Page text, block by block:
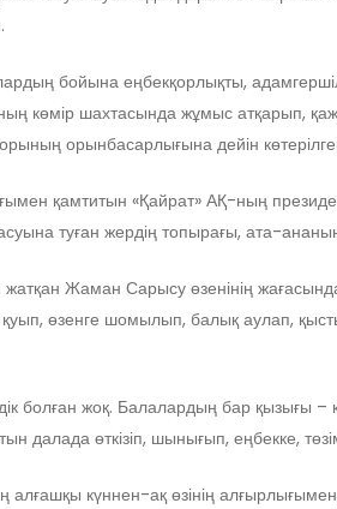
еңбекқорлықты,
көмір шахтасында жұмыс атқарып,
орынбасарлығына дейін
қамтитын «Қайрат» АҚ-ның
туған жердің топырағы, ата-
Жаман Сарысу өзенінің жағасында
өзенге шомылып, балық аулап,
болған жоқ. Балалардың бар қызығы
далада өткізіп, шынығып, еңбекке,
алғашқы күннен-ақ өзінің